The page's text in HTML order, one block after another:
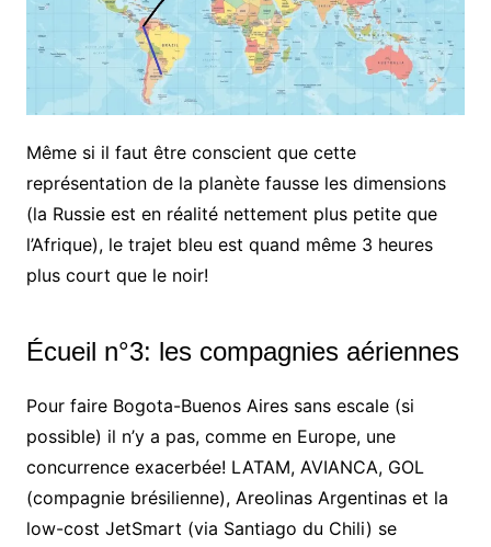
Même si il faut être conscient que cette
représentation de la planète fausse les dimensions
(la Russie est en réalité nettement plus petite que
l’Afrique), le trajet bleu est quand même 3 heures
plus court que le noir!
Écueil n°3: les compagnies aériennes
Pour faire Bogota-Buenos Aires sans escale (si
possible) il n’y a pas, comme en Europe, une
concurrence exacerbée! LATAM, AVIANCA, GOL
(compagnie brésilienne), Areolinas Argentinas et la
low-cost JetSmart (via Santiago du Chili) se